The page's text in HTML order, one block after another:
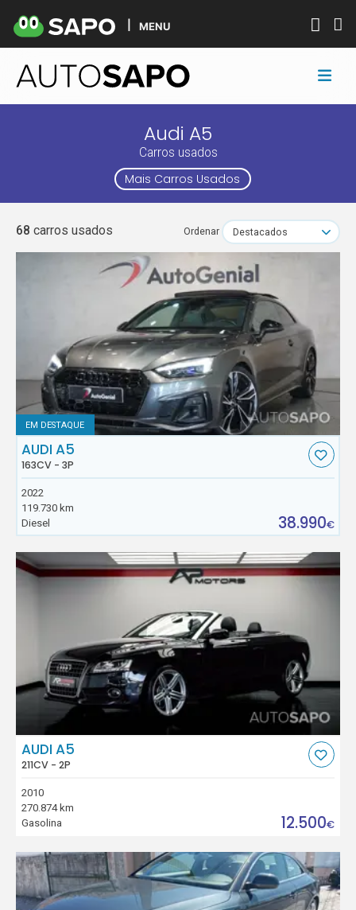
MENU
Audi A5
Carros usados
Mais Carros Usados
68 carros usados Ordenar Destacados
EM DESTAQUE
AUDI A5
163CV - 3P
2022
119.730 km
Diesel
38.990€
AUDI A5
211CV - 2P
2010
270.874 km
Gasolina
12.500€